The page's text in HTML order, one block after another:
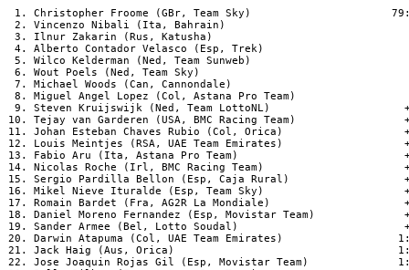
1. Christopher Froome (GBr, Team Sky)                      79:23:37
  2. Vincenzo Nibali (Ita, Bahrain)                             +2:15
  3. Ilnur Zakarin (Rus, Katusha)                               +2:51
  4. Alberto Contador Velasco (Esp, Trek)                       +3:11
  5. Wilco Kelderman (Ned, Team Sunweb)                         +3:15
  6. Wout Poels (Ned, Team Sky)                                 +6:45
  7. Michael Woods (Can, Cannondale)                            +8:16
  8. Miguel Angel Lopez (Col, Astana Pro Team)                  +8:59
  9. Steven Kruijswijk (Ned, Team LottoNL)                     +11:04
 10. Tejay van Garderen (USA, BMC Racing Team)                 +15:36
 11. Johan Esteban Chaves Rubio (Col, Orica)                   +16:32
 12. Louis Meintjes (RSA, UAE Team Emirates)                   +17:15
 13. Fabio Aru (Ita, Astana Pro Team)                          +21:27
 14. Nicolas Roche (Irl, BMC Racing Team)                      +21:46
 15. Sergio Pardilla Bellon (Esp, Caja Rural)                  +22:45
 16. Mikel Nieve Ituralde (Esp, Team Sky)                      +27:16
 17. Romain Bardet (Fra, AG2R La Mondiale)                     +31:07
 18. Daniel Moreno Fernandez (Esp, Movistar Team)              +42:02
 19. Sander Armee (Bel, Lotto Soudal)                          +58:47
 20. Darwin Atapuma (Col, UAE Team Emirates)                  1:02:44
 21. Jack Haig (Aus, Orica)                                   1:04:34
 22. Jose Joaquin Rojas Gil (Esp, Movistar Team)              1:05:02
 23. Pello Bilbao (Esp, Astana Pro Team)                      1:06:08
 24. Franco Pellizotti (Ita, Bahrain)                         1:12:38
25. Luis Angel Maté Mardones (Esp, Cofidis, Solutions Cred.)  1:13:13
 26. Jaime Roson Garcia (Esp, Caja Rural)                     1:16:46
 27. Gianni Moscon (Ita, Team Sky)                            1:21:04
 28. Antwan Tolhoek (Ned, Team LottoNL)                       1:21:38
 29. Stef Clement (Ned, Team LottoNL)                         1:25:59
 30. Matej Mohoric (Slo, UAE Team Emirates)                   1:31:24
 31. Peter Stetina (USA, Trek)                                1:36:21
 32. Luis León Sánchez (Esp, Astana Pro Team)                 1:36:36
 33. Jarlinson Pantano (Col, Trek)                            1:38:53
 34. Adam Yates (GBr, Orica)                                  1:39:05
 35. Igor Anton Hernandez (Esp, Dimension Data)               1:42:19
 36. Richard Carapaz (Ecu, Movistar Team)                     1:43:45
 37. Hernán Aguirre (Col, Manzana Postobon)                   1:49:12
 38. Jan Polanc (Slo, UAE Team Emirates)                      1:52:00
 39. Rafal Majka (Pol, Bora)                                  1:53:01
 40. Bart De Clercq (Bel, Lotto Soudal)                       1:54:05
 41. Koen Bouwman (Ned, Team LottoNL)                         1:54:46
 42. Rui Alberto Faria da Costa (Por, UAE Team Emirates)      1:56:31
 43. Bob Jungels (Lux, Quick)                                 1:57:19
 44. Simon Yates (GBr, Orica)                                 2:02:29
 45. Aldemar Reyes (Col, Manzana Postobon)                    2:03:11
 46. Giovanni Visconti (Ita, Bahrain)                         2:10:14
 47. Nelson Oliveira (Por, Movistar Team)                     2:15:54
 48. Odd Christian Eiking (Nor, FDJ)                          2:16:49
 49. Marc Soler (Esp, Movistar Team)                          2:18:22
 50. Bernardo Suaza (Col, Manzana Postobon)                   2:22:47
 51. Ricardo Vilela (Por, Manzana Postobon)                   2:25:07
 52. Antonio Pedrero (Esp, Movistar Team)                     2:26:19
 53. Anthony Roux (Fra, FDJ)                                  2:27:50
 54. Diego Rosa (Ita, Team Sky)                               2:31:02
 55. Stéphane Rossetto (Fra, Cofidis, Solutions Credits)      2:32:25
 56. Tomasz Marczynski (Pol, Lotto Soudal)                    2:33:28
 57. Stefan Denifl (Aut, Aqua Blue Sport)                     2:38:38
 58. Thomas De Gendt (Bel, Lotto Soudal)                      2:39:07
 59. Fabricio Ferrari (Uru, Caja Rural)                       2:39:38
 60. Tobias Ludvigsson (Swe, FDJ)                             2:41:30
 61. Floris De Tier (Bel, Team LottoNL)                       2:41:33
 62. Daan Olivier (Ned, Team LottoNL)                         2:42:21
 63. Clement Chevrier (Fra, AG2R La Mondiale)                 2:42:27
 64. Jeremy Maison (Fra, FDJ)                                 2:44:27
 65. Jesus Hernandez Blazquez (Esp, Trek)                     2:44:58
 66. Alessandro De Marchi (Ita, BMC Racing Team)              2:55:10
 67. Emanuel Buchmann (Ger, Bora)                             2:55:53
 68. Enric Mas (Esp, Quick)                                   2:57:59
 69. David Lopez Garcia (Esp, Team Sky)                       2:58:03
 70. Pawel Poljanski (Pol, Bora)                              2:58:21
 71. Jetse Bol (Ned, Manzana Postobon)                        2:59:03
 72. Julian Alaphilippe (Fra, Quick)                          2:59:06
 73. Alberto Losada Alguacil (Esp, Katusha)                   3:06:25
 74. Carlos Verona Quintanilla (Esp, Orica)                   3:06:26
 75. Simon Clarke (Aus, Cannondale)                           3:07:00
 76. Alexey Lutsenko (Kaz, Astana Pro Team)                   3:07:57
 77. Hector Sáez Benito (Esp, Caja Rural)                     3:08:52
 78. Valerio Agnoli (Ita, Bahrain)                            3:08:57
 79. Koen de Kort (Ned, Trek)                                 3:09:03
 80. Salvatore Puccio (Ita, Team Sky)                         3:09:15
 81. Anthony Perez (Fra, Cofidis, Solutions Credits)          3:12:18
 82. Daniel Navarro Garcia (Esp, Cofidis, Solutions Credits)  3:16:51
 83. Jacques Janse van Rensburg (RSA, Dimension Data)         3:17:01
 84. Lluís Guillermo Mas Bonet (Esp, Caja Rural)              3:18:15
 85. Matteo Trentin (Ita, Quick)                              3:18:54
 86. Julien Bernard (Fra, Trek)                               3:21:20
 87. Przemyslaw Niemiec (Pol, UAE Team Emirates)              3:25:19
 88. Juan Felipe Osorio (Col, Manzana Postobon)               3:27:27
 89. Guillaume Bonnafond (Fra, Cofidis, Solutions Credits)    3:28:03
 90. David Arroyo Duran (Esp, Caja Rural)                     3:31:36
 91. Lachlan Morton (Aus, Dimension Data)                     3:31:59
 92. Edward Theuns (Bel, Trek)                                3:33:03
 93. Francisco Ventoso (Esp, BMC Racing Team)                 3:33:37
 94. Fernando Orjuela (Col, Manzana Postobon)                 3:33:40
 95. Sergei Chernetckii (Rus, Astana Pro Team)                3:34:46
 96. Patrick Konrad (Aut, Bora)                               3:35:42
 97. Davide Villella (Ita, Cannondale)                        3:36:54
 98. Adam Hansen (Aus, Lotto Soudal)                          3:36:57
 99. Chad Haga (USA, Team Sunweb)                             3:43:54
100. Alexis Gougeard (Fra, AG2R La Mondiale)                  3:45:40
101. Joe Dombrowski (USA, Cannondale)                         3:46:36
102. Ivan Garcia Cortina (Esp, Bahrain)                       3:47:27
103. Eros Capecchi (Ita, Quick)                               3:47:45
104. Antonio Nibali (Ita, Bahrain)                            3:48:57
105. Arnaud Courteille (Fra, FDJ)                             3:49:08
106. Christopher Juul Jensen (Den, Orica)                     3:51:30
107. Domen Novak (Slo, Bahrain)                               3:51:51
108. Søren Kragh Andersen (Den, Team Sunweb)                  3:53:02
109. Damiano Caruso (Ita, BMC Racing Team)                    3:53:18
110. Nicholas Schultz (Aus, Caja Rural)                       3:53:31
111. Bert-Jan Lindeman (Ned, Team LottoNL)                    3:53:33
112. Julien Duval (Fra, AG2R La Mondiale)                     3:54:03
113. Loic Vliegen (Bel, BMC Racing Team)                      3:56:01
114. Brendan Canty (Aus, Cannondale)                          3:56:33
115. Manuele Boaro (Ita, Bahrain)                             4:01:59
116. Juan José Lobato (Esp, Team LottoNL)                     4:02:01
117. Hugo Houle (Can, AG2R La Mondiale)                       4:02:26
118. Anthony Turgis (Fra, Cofidis, Solutions Credits)         4:06:13
119. Marco Haller (Aut, Katusha)                              4:06:31
120. Markel Irizar Aranburu (Esp, Trek)                       4:07:02
121. Johannes Fröhlinger (Ger, Team Sunweb)                   4:07:21
122. Toms Skujins (Lat, Cannondale)                           4:11:07
123. Chris Hamilton (Aus, Team Sunweb)                        4:12:28
124. Laurens De Vreese (Bel, Astana Pro Team)                 4:12:32
125. Christian Knees (Ger, Team Sky)                          4:12:41
126. Tim Declercq (Bel, Quick)                                4:16:45
127. Daniel Hoelgaard (Nor, FDJ)                              4:17:04
128. Magnus Cort (Den, Orica)                                 4:17:37
129. Michel Kreder (Ned, Aqua Blue Sport)                     4:19:13
130. Diego Rubio (Esp, Caja Rural)                            4:19:32
131. Niki Terpstra (Ned, Quick)